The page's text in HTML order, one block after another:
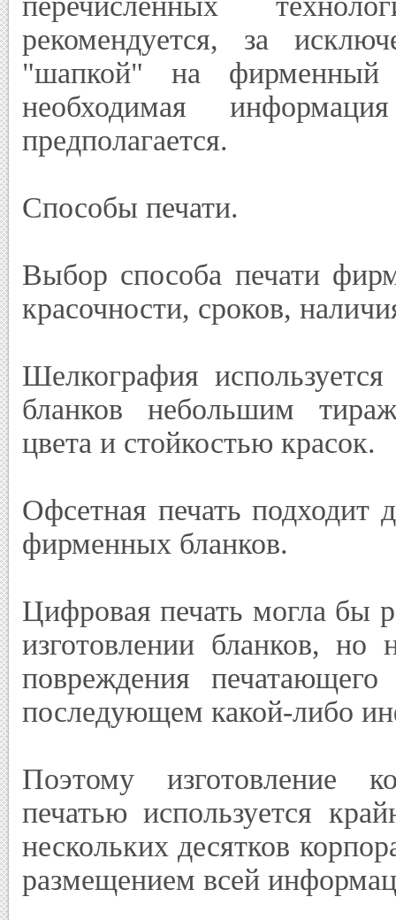
рекомендуется, за
"шапкой" на фирменный
необходимая
предполагается.
Способы печати.
Выбор способа печати
красочности, сроков,
Шелкография
бланков небольшим
цвета и стойкостью красок.
Офсетная печать подходит
фирменных бланков.
Цифровая печать могла бы
изготовлении бланков, но
повреждения
последующем какой-либо
Поэтому изготовление
печатью используется
нескольких десятков
размещением всей